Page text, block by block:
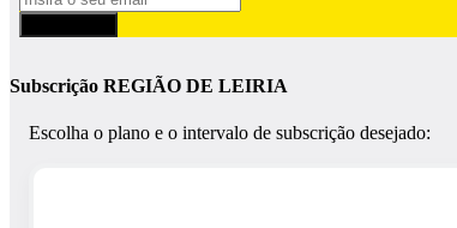
Subscrição REGIÃO DE LEIRIA
Escolha o plano e o intervalo de subscrição desejado: